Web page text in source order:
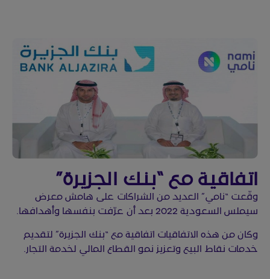
اتفاقية مع “بنك الجزيرة”
وقّعت “نامي” العديد من الشراكات على هامش معرض
سيملس السعودية 2022 بعد أن عرّفت بنفسها وأهدافها.
وكان من هذه الاتفاقيات اتفاقية مع “بنك الجزيرة” لتقديم
خدمات نقاط البيع وتعزيز نمو القطاع المالي لخدمة التجار.